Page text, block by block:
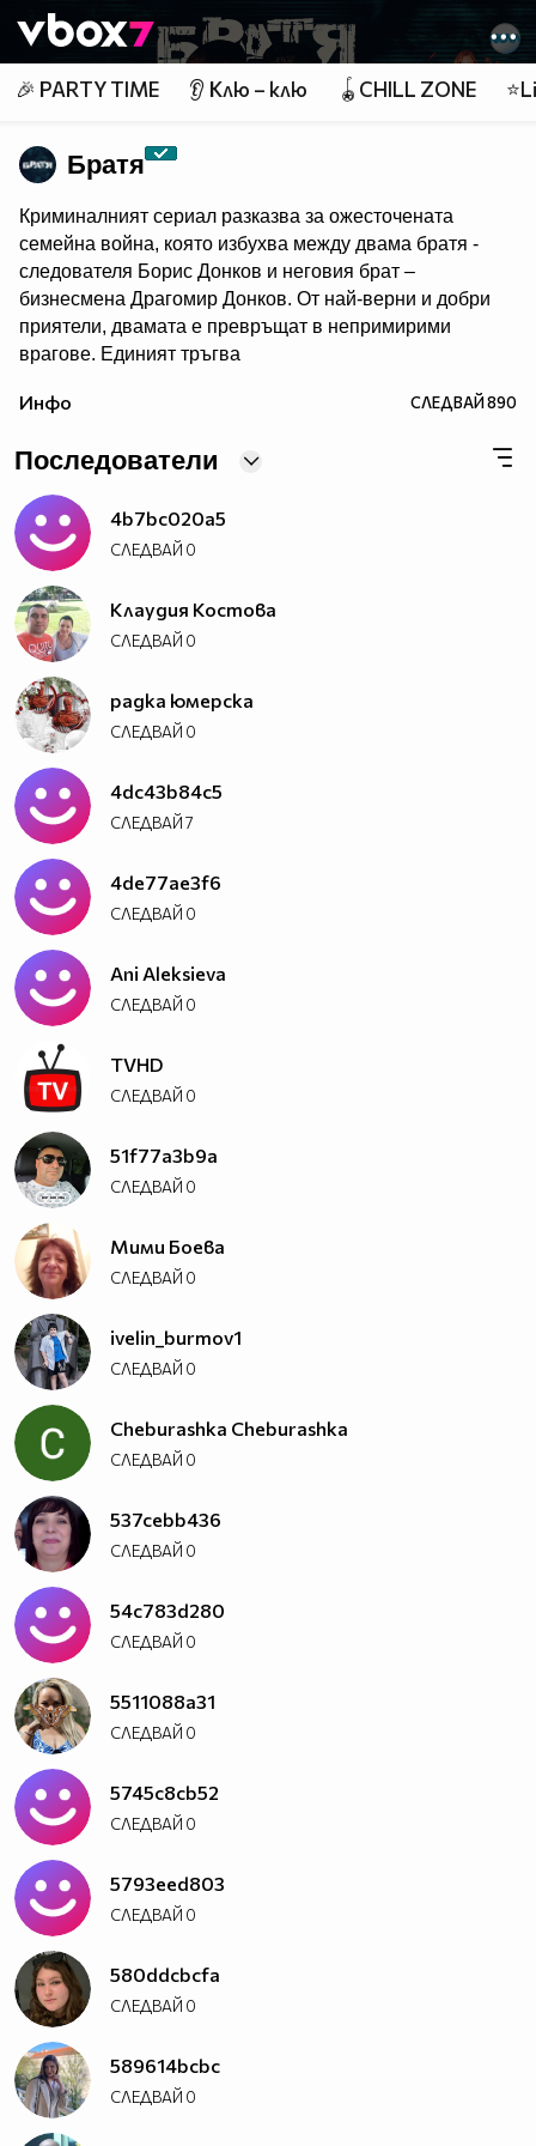
👾
🎉 PARTY TIME 👂 Клю – клю 🪀CHILL ZONE
Братя
Криминалният сериал разказва за ожесточената
семейна война, която избухва между двама братя -
следователя Борис Донков и неговия брат –
бизнесмена Драгомир Донков. От най-верни и добри
приятели, двамата е превръщат в непримирими
врагове. Единият тръгва
се спре пред нищо, за да достигне до истината.
Инфо СЛЕДВАЙ890
Последователи
4b7bc020a5
СЛЕДВАЙ 0
Клаудия Костова
СЛЕДВАЙ 0
радка юмерска
СЛЕДВАЙ 0
4dc43b84c5
СЛЕДВАЙ7
4de77ae3f6
СЛЕДВАЙ 0
Ani Aleksieva
СЛЕДВАЙ 0
TVHD
СЛЕДВАЙ 0
51f77a3b9a
СЛЕДВАЙ 0
Мими Боева
СЛЕДВАЙ 0
ivelin_burmov1
СЛЕДВАЙ 0
Cheburashka Cheburashka
СЛЕДВАЙ 0
537cebb436
СЛЕДВАЙ 0
54c783d280
СЛЕДВАЙ 0
5511088a31
СЛЕДВАЙ 0
5745c8cb52
СЛЕДВАЙ 0
5793eed803
СЛЕДВАЙ 0
580ddcbcfa
СЛЕДВАЙ 0
589614bcbc
СЛЕДВАЙ 0